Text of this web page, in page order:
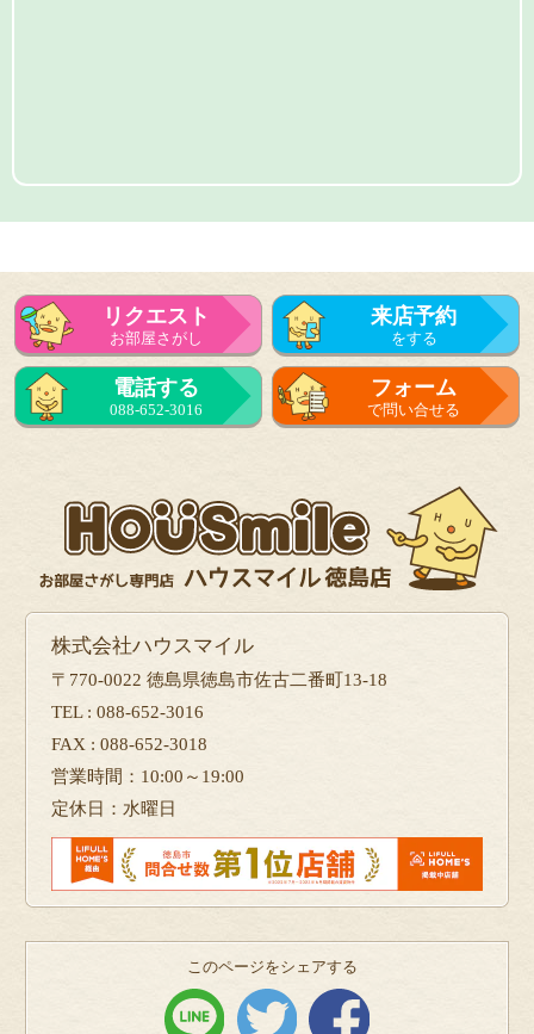
リクエスト
お部屋さがし
来店予約
をする
電話する
088-652-3016
フォーム
で問い合せる
株式会社ハウスマイル
〒770-0022 徳島県徳島市佐古二番町13-18
TEL : 088-652-3016
FAX : 088-652-3018
営業時間：10:00～19:00
定休日：水曜日
このページをシェアする